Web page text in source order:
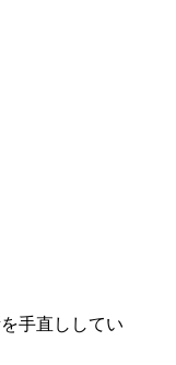
手直ししてい